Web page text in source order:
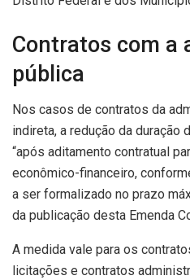
Contratos com a
pública
Nos casos de contratos da
indireta, a redução da duração
“após aditamento contratual
econômico-financeiro,
a ser formalizado no prazo
da publicação desta Emenda
A medida vale para os
licitações e contratos